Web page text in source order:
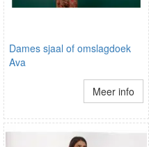
Dames sjaal of omslagdoek
Ava
Meer info